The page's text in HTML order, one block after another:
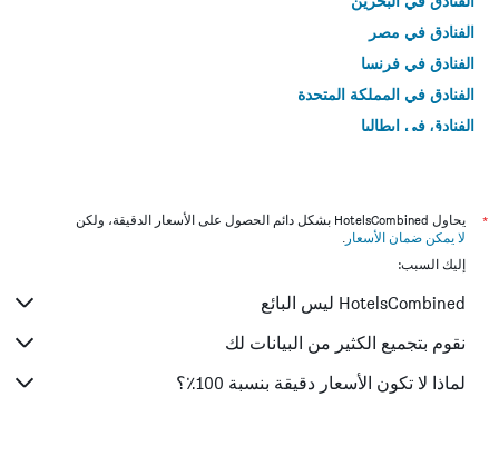
الفنادق في مصر
الفنادق في فرنسا
الفنادق في المملكة المتحدة
الفنادق في إيطاليا
*
يحاول HotelsCombined بشكل دائم الحصول على الأسعار الدقيقة، ولكن
لا يمكن ضمان الأسعار .
إليك السبب:
HotelsCombined ليس البائع
نقوم بتجميع الكثير من البيانات لك
لماذا لا تكون الأسعار دقيقة بنسبة 100٪؟